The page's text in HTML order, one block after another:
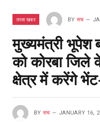
ताजा खबर BY सच
मुख्यमंत्री
को कोरबा जिले
क्षेत्र में करेंगे
BY सच JANUARY 16,